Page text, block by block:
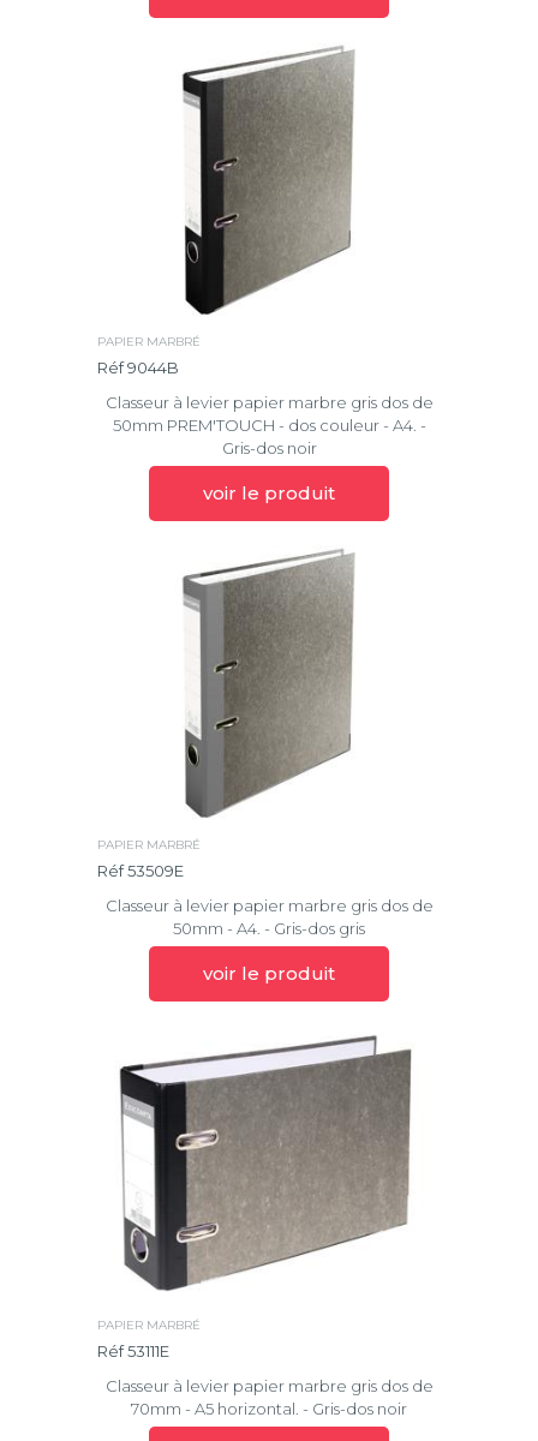
PAPIER MARBRÉ
Réf 9044B
Classeur à levier papier marbre gris dos de
50mm PREM'TOUCH - dos couleur - A4. -
Gris-dos noir
voir le produit
PAPIER MARBRÉ
Réf 53509E
Classeur à levier papier marbre gris dos de
50mm - A4. - Gris-dos gris
voir le produit
PAPIER MARBRÉ
Réf 53111E
Classeur à levier papier marbre gris dos de
70mm - A5 horizontal. - Gris-dos noir